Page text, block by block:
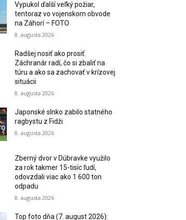
Vypukol ďalší veľký požiar,
tentoraz vo vojenskom obvode
na Záhorí – FOTO
8. augusta 2026
Radšej nosiť ako prosiť.
Záchranár radí, čo si zbaliť na
túru a ako sa zachovať v krízovej
situácii
8. augusta 2026
Japonské slnko zabilo statného
ragbystu z Fidži
8. augusta 2026
Zberný dvor v Dúbravke využilo
za rok takmer 15-tisíc ľudí,
odovzdali viac ako 1 600 ton
odpadu
8. augusta 2026
Top foto dňa (7. august 2026):